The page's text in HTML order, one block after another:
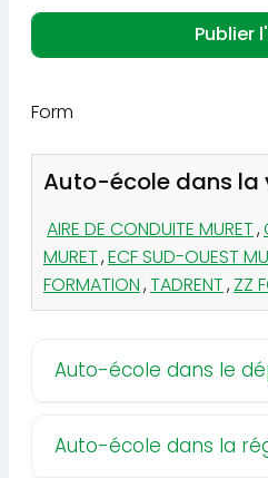
Form
Auto-école dans la
AIRE DE CONDUITE MURET,
MURET,ECF SUD-OUEST
FORMATION,TADRENT,ZZ
Auto-école dans le
Auto-école dans la